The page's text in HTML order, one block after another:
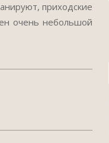
приходские
очень небольшой